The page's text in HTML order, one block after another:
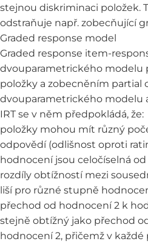
stejnou diskriminaci položek.
odstraňuje např. zobecňující
Graded response model
Graded response item-
dvouparametrického modelu
položky a zobecněním partial
dvouparametrického modelu
IRT se v něm předpokládá, že:
položky mohou mít různý
odpovědí (odlišnost oproti
hodnocení jsou celočíselná od
rozdíly obtížností mezi
liší pro různé stupně
přechod od hodnocení 2 k
stejně obtížný jako přechod
hodnocení 2, přičemž v